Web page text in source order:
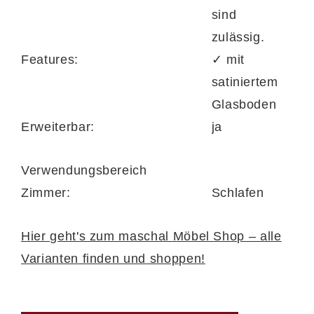
Griffvarianten runden das stimmige
Gesamtbild ab. Ergänzen Sie Ihre
Einrichtung auf Wunsch mit LED-
Beleuchtung, Kranzleisten, Passepartouts
und funktionaler Innenausstattung – auch
derPaneelaufsatz 20216
lässt sich dank
sind
zulässig.
Features:
✓ mit
satiniertem
Glasboden
Erweiterbar:
ja
Verwendungsbereich
Zimmer:
Schlafen
Hier geht's zum maschal Möbel Shop – alle
Varianten finden und shoppen!